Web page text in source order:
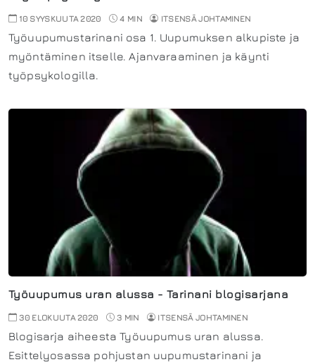
10 SYYSKUUTA 2020 4 MIN ITSENSÄ JOHTAMINEN
Työuupumustarinani osa 1. Uupumuksen alkupiste ja
myöntäminen itselle. Ajanvaraaminen ja käynti
työpsykologilla.
Työuupumus uran alussa - Tarinani blogisarjana
30 ELOKUUTA 2020 3 MIN ITSENSÄ JOHTAMINEN
Blogisarja aiheesta Työuupumus uran alussa.
Esittelyosassa pohjustan uupumustarinani ja